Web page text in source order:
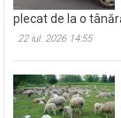
plecat de la o
22 iul. 2026 14:55